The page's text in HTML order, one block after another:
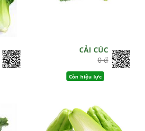
CẢI CÚC
0 đ
Còn hiệu lực